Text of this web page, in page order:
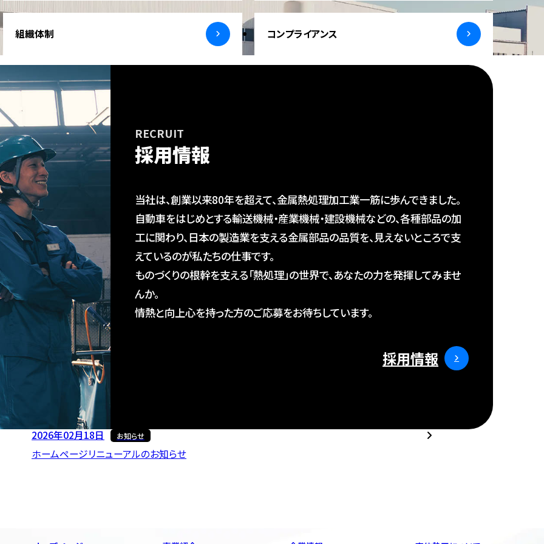
組織体制 コンプライアンス
RECRUIT
採用情報
当社は、創業以来80年を超えて、金属熱処理加工業一筋に歩んできました。
自動車をはじめとする輸送機械・産業機械・建設機械などの、各種部品の加
工に関わり、日本の製造業を支える金属部品の品質を、見えないところで支
えているのが私たちの仕事です。
ものづくりの根幹を支える「熱処理」の世界で、あなたの力を発揮してみませ
んか。
情熱と向上心を持った方のご応募をお待ちしています。
採用情報
2026年02月18日 お知らせ
ホームページリニューアルのお知らせ